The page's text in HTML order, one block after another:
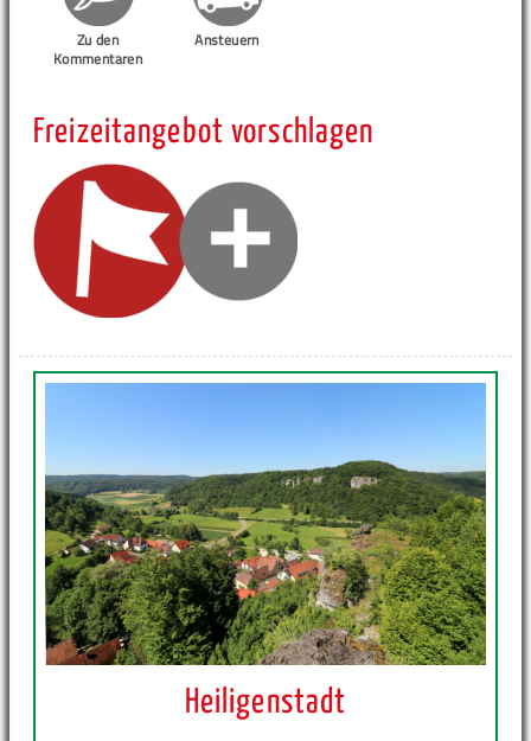
Zu den
Kommentaren
Ansteuern
Freizeitangebot vorschlagen
Heiligenstadt